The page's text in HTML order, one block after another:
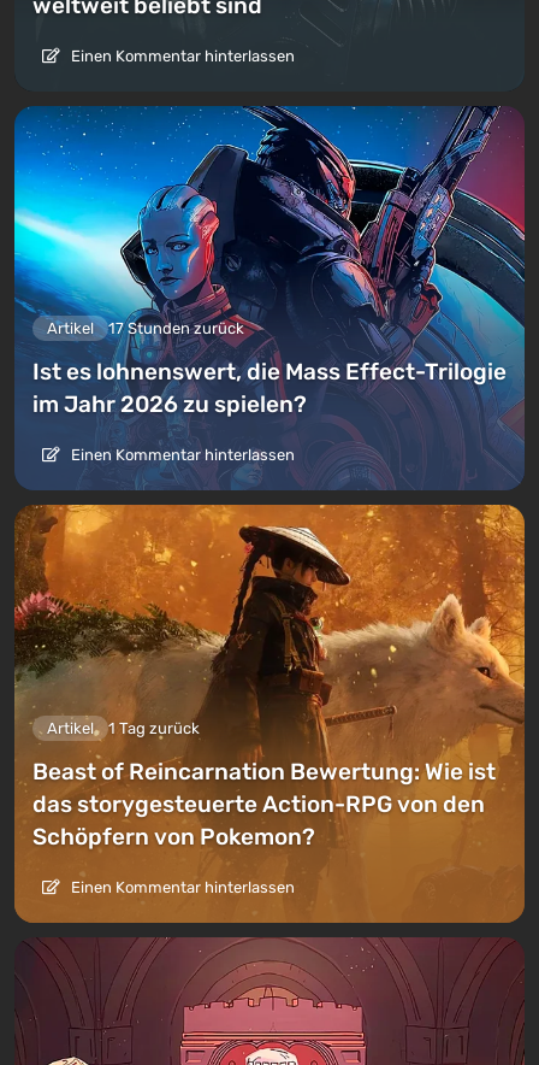
Einen Kommentar hinterlassen
Artikel 17 Stunden zurück
Ist es lohnenswert, die Mass Effect-Trilogie
im Jahr 2026 zu spielen?
Einen Kommentar hinterlassen
Artikel 1 Tag zurück
Beast of Reincarnation Bewertung: Wie ist
das storygesteuerte Action-RPG von den
Schöpfern von Pokemon?
Einen Kommentar hinterlassen